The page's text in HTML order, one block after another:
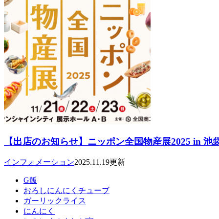
【出店のお知らせ】ニッポン全国物産展2025 in 池
インフォメーション2025.11.19更新
G飯
おろしにんにくチューブ
ガーリックライス
にんにく